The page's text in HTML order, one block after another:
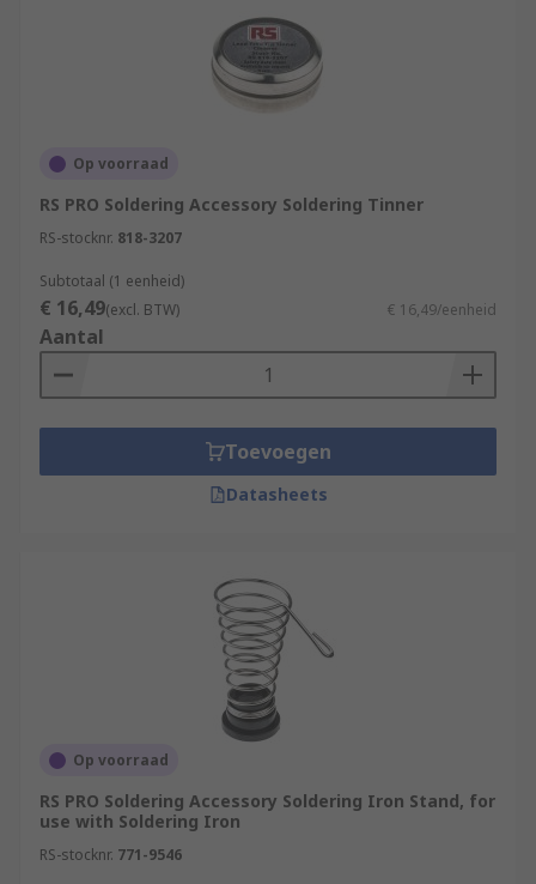
Op voorraad
RS PRO Soldering Accessory Soldering Tinner
RS-stocknr. 818-3207
Subtotaal (1 eenheid)
€ 16,49(excl. BTW) € 16,49/eenheid
Aantal
Toevoegen
Datasheets
Op voorraad
RS PRO Soldering Accessory Soldering Iron Stand, for
use with Soldering Iron
RS-stocknr. 771-9546